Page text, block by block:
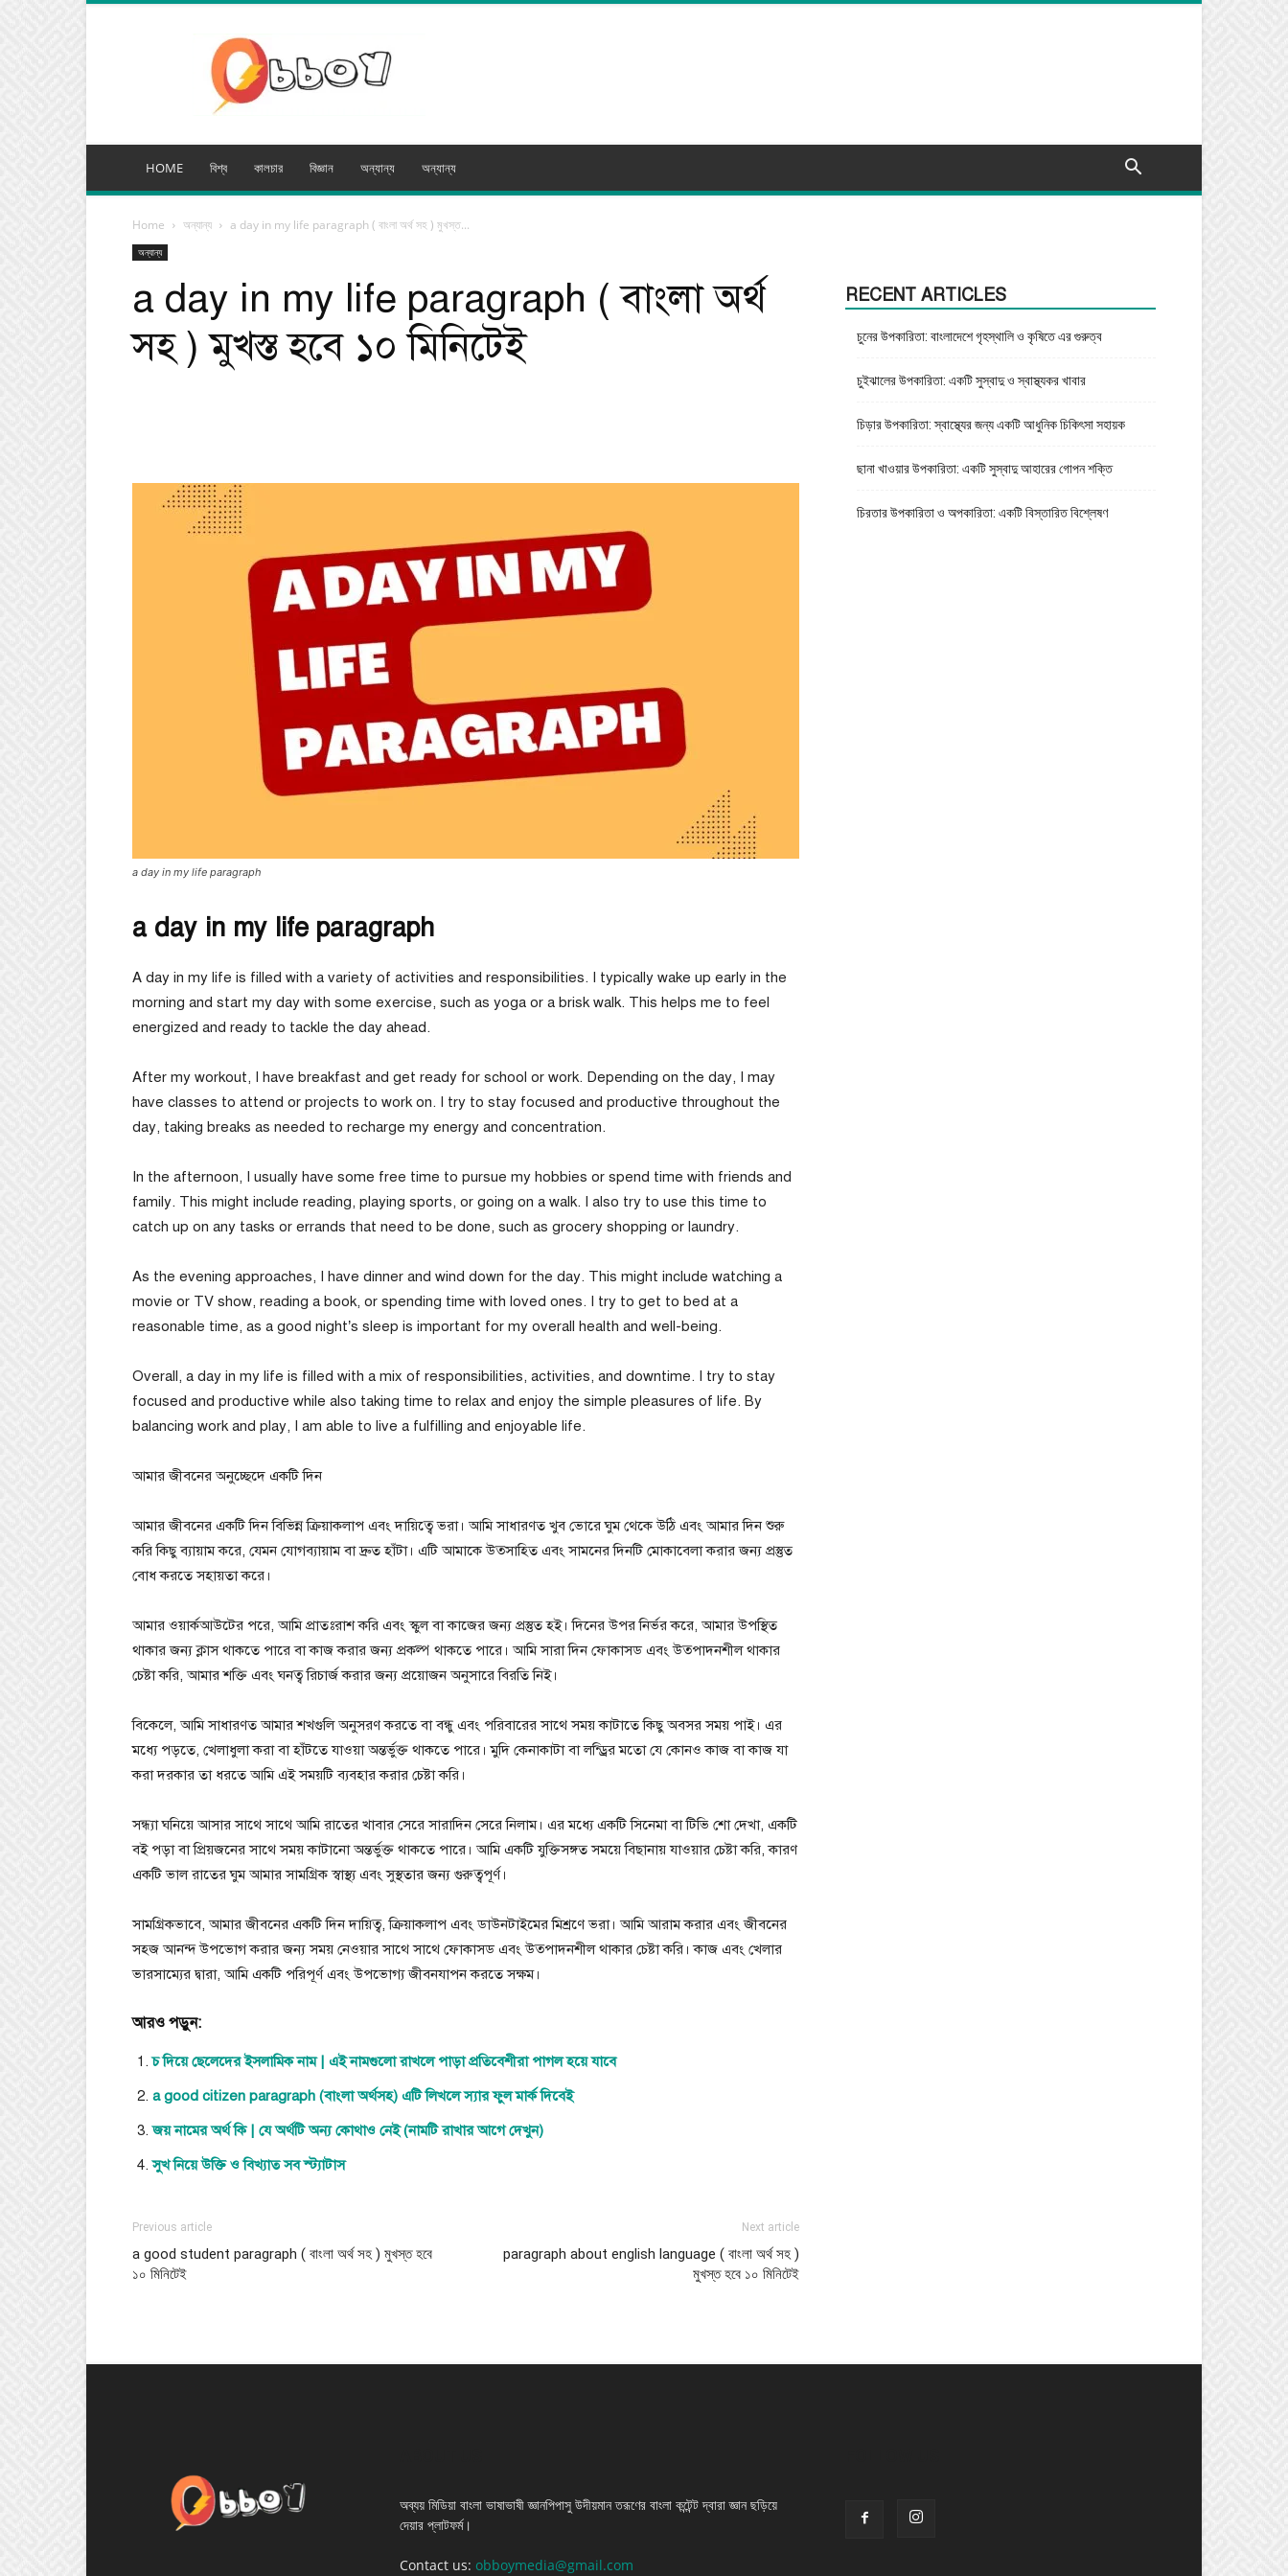
মিডিয়া
HOME বিশ্ব কালচার বিজ্ঞান অন্যান্য অন্যান্য
Home অন্যান্য a day in my life paragraph ( বাংলা অর্থ সহ ) মুখস্ত...
অন্যান্য
a day in my life paragraph ( বাংলা অর্থ
সহ ) মুখস্ত হবে ১০ মিনিটেই
a day in my life paragraph
a day in my life paragraph
A day in my life is filled with a variety of activities and responsibilities. I typically wake up early in the
morning and start my day with some exercise, such as yoga or a brisk walk. This helps me to feel
energized and ready to tackle the day ahead.
After my workout, I have breakfast and get ready for school or work. Depending on the day, I may
have classes to attend or projects to work on. I try to stay focused and productive throughout the
day, taking breaks as needed to recharge my energy and concentration.
In the afternoon, I usually have some free time to pursue my hobbies or spend time with friends and
family. This might include reading, playing sports, or going on a walk. I also try to use this time to
catch up on any tasks or errands that need to be done, such as grocery shopping or laundry.
As the evening approaches, I have dinner and wind down for the day. This might include watching a
movie or TV show, reading a book, or spending time with loved ones. I try to get to bed at a
reasonable time, as a good night’s sleep is important for my overall health and well-being.
Overall, a day in my life is filled with a mix of responsibilities, activities, and downtime. I try to stay
focused and productive while also taking time to relax and enjoy the simple pleasures of life. By
balancing work and play, I am able to live a fulfilling and enjoyable life.
আমার জীবনের অনুচ্ছেদে একটি দিন
আমার জীবনের একটি দিন বিভিন্ন ক্রিয়াকলাপ এবং দায়িত্বে ভরা। আমি সাধারণত খুব ভোরে ঘুম থেকে উঠি এবং আমার দিন শুরু
করি কিছু ব্যায়াম করে, যেমন যোগব্যায়াম বা দ্রুত হাঁটা। এটি আমাকে উত্সাহিত এবং সামনের দিনটি মোকাবেলা করার জন্য প্রস্তুত
বোধ করতে সহায়তা করে।
আমার ওয়ার্কআউটের পরে, আমি প্রাতঃরাশ করি এবং স্কুল বা কাজের জন্য প্রস্তুত হই। দিনের উপর নির্ভর করে, আমার উপস্থিত
থাকার জন্য ক্লাস থাকতে পারে বা কাজ করার জন্য প্রকল্প থাকতে পারে। আমি সারা দিন ফোকাসড এবং উত্পাদনশীল থাকার
চেষ্টা করি, আমার শক্তি এবং ঘনত্ব রিচার্জ করার জন্য প্রয়োজন অনুসারে বিরতি নিই।
বিকেলে, আমি সাধারণত আমার শখগুলি অনুসরণ করতে বা বন্ধু এবং পরিবারের সাথে সময় কাটাতে কিছু অবসর সময় পাই। এর
মধ্যে পড়তে, খেলাধুলা করা বা হাঁটতে যাওয়া অন্তর্ভুক্ত থাকতে পারে। মুদি কেনাকাটা বা লন্ড্রির মতো যে কোনও কাজ বা কাজ যা
করা দরকার তা ধরতে আমি এই সময়টি ব্যবহার করার চেষ্টা করি।
সন্ধ্যা ঘনিয়ে আসার সাথে সাথে আমি রাতের খাবার সেরে সারাদিন সেরে নিলাম। এর মধ্যে একটি সিনেমা বা টিভি শো দেখা, একটি
বই পড়া বা প্রিয়জনের সাথে সময় কাটানো অন্তর্ভুক্ত থাকতে পারে। আমি একটি যুক্তিসঙ্গত সময়ে বিছানায় যাওয়ার চেষ্টা করি, কারণ
একটি ভাল রাতের ঘুম আমার সামগ্রিক স্বাস্থ্য এবং সুস্থতার জন্য গুরুত্বপূর্ণ।
সামগ্রিকভাবে, আমার জীবনের একটি দিন দায়িত্ব, ক্রিয়াকলাপ এবং ডাউনটাইমের মিশ্রণে ভরা। আমি আরাম করার এবং জীবনের
সহজ আনন্দ উপভোগ করার জন্য সময় নেওয়ার সাথে সাথে ফোকাসড এবং উত্পাদনশীল থাকার চেষ্টা করি। কাজ এবং খেলার
ভারসাম্যের দ্বারা, আমি একটি পরিপূর্ণ এবং উপভোগ্য জীবনযাপন করতে সক্ষম।
আরও পড়ুন:
চ দিয়ে ছেলেদের ইসলামিক নাম | এই নামগুলো রাখলে পাড়া প্রতিবেশীরা পাগল হয়ে যাবে
a good citizen paragraph (বাংলা অর্থসহ) এটি লিখলে স্যার ফুল মার্ক দিবেই
জয় নামের অর্থ কি | যে অর্থটি অন্য কোথাও নেই (নামটি রাখার আগে দেখুন)
সুখ নিয়ে উক্তি ও বিখ্যাত সব স্ট্যাটাস
Previous article
a good student paragraph ( বাংলা অর্থ সহ ) মুখস্ত হবে
১০ মিনিটেই
Next article
paragraph about english language ( বাংলা অর্থ সহ )
মুখস্ত হবে ১০ মিনিটেই
RECENT ARTICLES
চুনের উপকারিতা: বাংলাদেশে গৃহস্থালি ও কৃষিতে এর গুরুত্ব
চুইঝালের উপকারিতা: একটি সুস্বাদু ও স্বাস্থ্যকর খাবার
চিড়ার উপকারিতা: স্বাস্থ্যের জন্য একটি আধুনিক চিকিৎসা সহায়ক
ছানা খাওয়ার উপকারিতা: একটি সুস্বাদু আহারের গোপন শক্তি
চিরতার উপকারিতা ও অপকারিতা: একটি বিস্তারিত বিশ্লেষণ
অব্যয় মিডিয়া বাংলা ভাষাভাষী জ্ঞানপিপাসু উদীয়মান তরূণের বাংলা কন্টেন্ট দ্বারা জ্ঞান ছড়িয়ে
দেয়ার প্লাটফর্ম।
Contact us: obboymedia@gmail.com